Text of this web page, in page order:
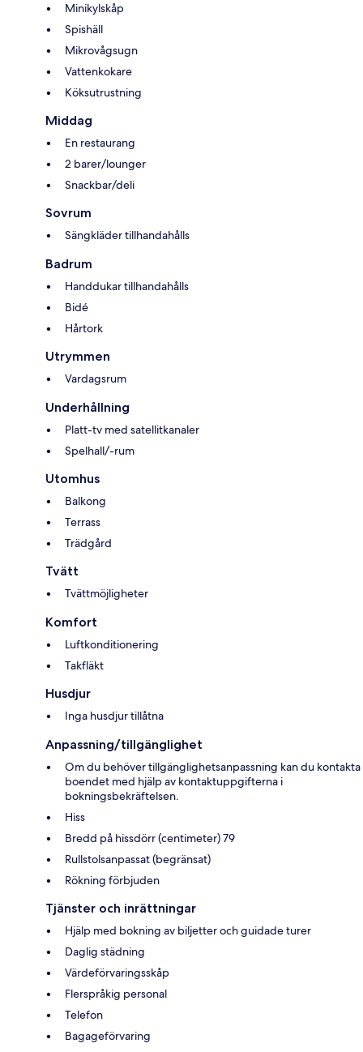
Minikylskåp
Spishäll
Mikrovågsugn
Vattenkokare
Köksutrustning
Middag
En restaurang
2 barer/lounger
Snackbar/deli
Sovrum
Sängkläder tillhandahålls
Badrum
Handdukar tillhandahålls
Bidé
Hårtork
Utrymmen
Vardagsrum
Underhållning
Platt-tv med satellitkanaler
Spelhall/-rum
Utomhus
Balkong
Terrass
Trädgård
Tvätt
Tvättmöjligheter
Komfort
Luftkonditionering
Takfläkt
Husdjur
Inga husdjur tillåtna
Anpassning/tillgänglighet
Om du behöver tillgänglighetsanpassning kan du kontakta
boendet med hjälp av kontaktuppgifterna i
bokningsbekräftelsen.
Hiss
Bredd på hissdörr (centimeter) 79
Rullstolsanpassat (begränsat)
Rökning förbjuden
Tjänster och inrättningar
Hjälp med bokning av biljetter och guidade turer
Daglig städning
Värdeförvaringsskåp
Flerspråkig personal
Telefon
Bagageförvaring